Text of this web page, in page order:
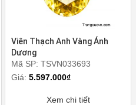
Viên Thạch Anh Vàng Ánh
Dương
Mã SP: TSVN033693
Giá:5.597.000₫
Xem chi tiết